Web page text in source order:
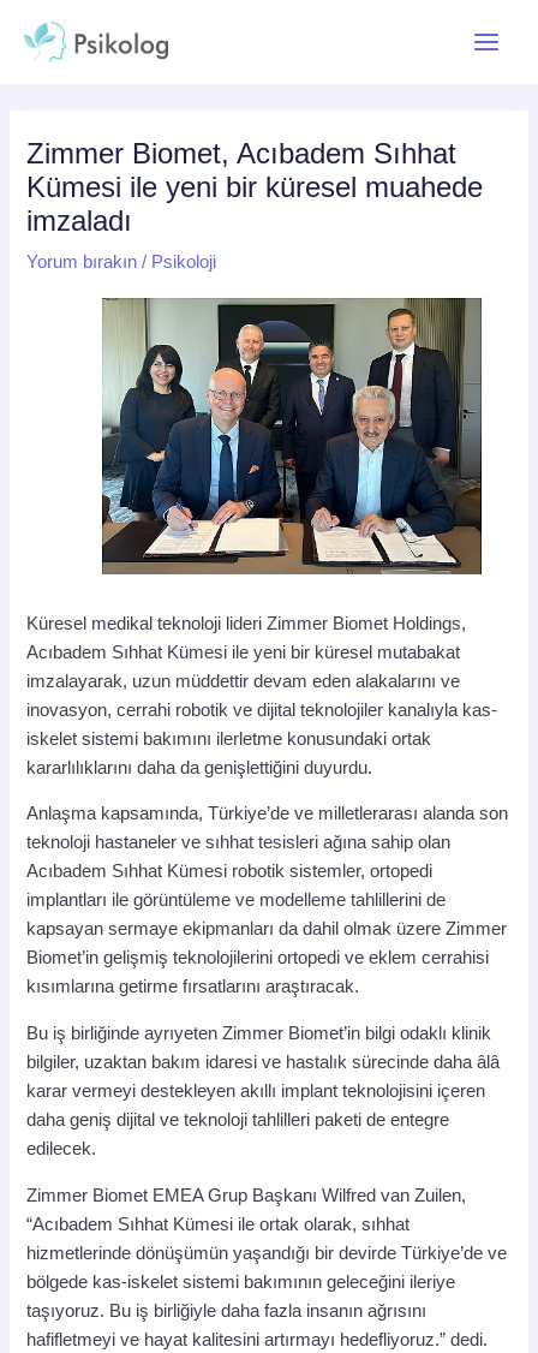
atla
Zimmer Biomet, Acıbadem Sıhhat
Kümesi ile yeni bir küresel muahede
imzaladı
Yorum bırakın / Psikoloji
Küresel medikal teknoloji lideri Zimmer Biomet Holdings,
Acıbadem Sıhhat Kümesi ile yeni bir küresel mutabakat
imzalayarak, uzun müddettir devam eden alakalarını ve
inovasyon, cerrahi robotik ve dijital teknolojiler kanalıyla kas-
iskelet sistemi bakımını ilerletme konusundaki ortak
kararlılıklarını daha da genişlettiğini duyurdu.
Anlaşma kapsamında, Türkiye’de ve milletlerarası alanda son
teknoloji hastaneler ve sıhhat tesisleri ağına sahip olan
Acıbadem Sıhhat Kümesi robotik sistemler, ortopedi
implantları ile görüntüleme ve modelleme tahlillerini de
kapsayan sermaye ekipmanları da dahil olmak üzere Zimmer
Biomet’in gelişmiş teknolojilerini ortopedi ve eklem cerrahisi
kısımlarına getirme fırsatlarını araştıracak.
Bu iş birliğinde ayrıyeten Zimmer Biomet’in bilgi odaklı klinik
bilgiler, uzaktan bakım idaresi ve hastalık sürecinde daha âlâ
karar vermeyi destekleyen akıllı implant teknolojisini içeren
daha geniş dijital ve teknoloji tahlilleri paketi de entegre
edilecek.
Zimmer Biomet EMEA Grup Başkanı Wilfred van Zuilen,
“Acıbadem Sıhhat Kümesi ile ortak olarak, sıhhat
hizmetlerinde dönüşümün yaşandığı bir devirde Türkiye’de ve
bölgede kas-iskelet sistemi bakımının geleceğini ileriye
taşıyoruz. Bu iş birliğiyle daha fazla insanın ağrısını
hafifletmeyi ve hayat kalitesini artırmayı hedefliyoruz.” dedi.
dolaşımı